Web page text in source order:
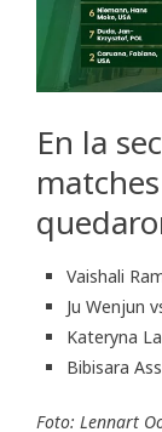
En la
Vaishali
Ju Wenjun
Kateryna
Bibisara
Foto: Lennart